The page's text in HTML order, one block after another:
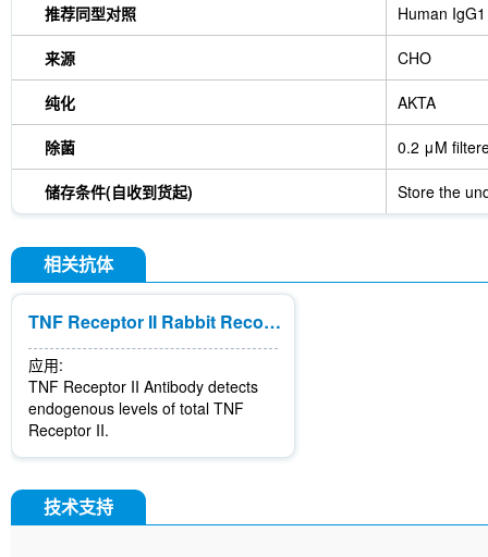
推荐同型对照 Human IgG1
来源 CHO
纯化 AKTA
除菌 0.2 μM
储存条件(自收到货起) Store the
相关抗体
TNF Receptor II Rabbit Recombinant mAb
应用:
TNF Receptor II Antibody detects
endogenous levels of total TNF
Receptor II.
技术支持